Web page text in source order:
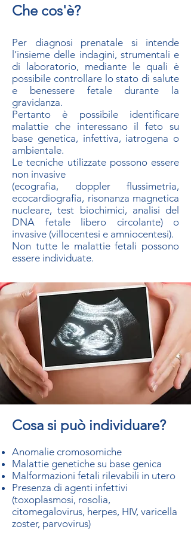
Che cos'è?
Per diagnosi prenatale si intende
l’insieme delle indagini, strumentali e
di laboratorio, mediante le quali è
possibile controllare lo stato di salute
e benessere fetale durante la
gravidanza.
Pertanto è possibile identificare
malattie che interessano il feto su
base genetica, infettiva, iatrogena o
ambientale.
Le tecniche utilizzate possono essere
non invasive
(ecografia, doppler flussimetria,
ecocardiografia, risonanza magnetica
nucleare, test biochimici, analisi del
DNA fetale libero circolante) o
invasive (villocentesi e amniocentesi).
Non tutte le malattie fetali possono
essere individuate.
Cosa si può individuare?
Anomalie cromosomiche
Malattie genetiche su base genica
Malformazioni fetali rilevabili in utero
Presenza di agenti infettivi
(toxoplasmosi, rosolia,
citomegalovirus, herpes, HIV, varicella
zoster, parvovirus)